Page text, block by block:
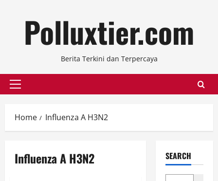
Polluxtier.com
Berita Terkini dan Terpercaya
Primary
Home Influenza A H3N2
Influenza A H3N2 SEARCH